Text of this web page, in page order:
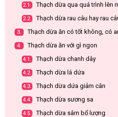
2.1. Thạch dừa qua quá trình lên
2.2. Thạch dừa rau câu hay rau
3. Thạch dừa ăn có tốt không, có
4. Thạch dừa ăn với gì ngon
4.1. Thạch dừa chanh dây
4.2. Thạch dừa lá dứa
4.3. Thạch dừa dứa giảm cân
4.4. Thạch dừa sương sa
4.5. Thạch dừa sâm bổ lượng